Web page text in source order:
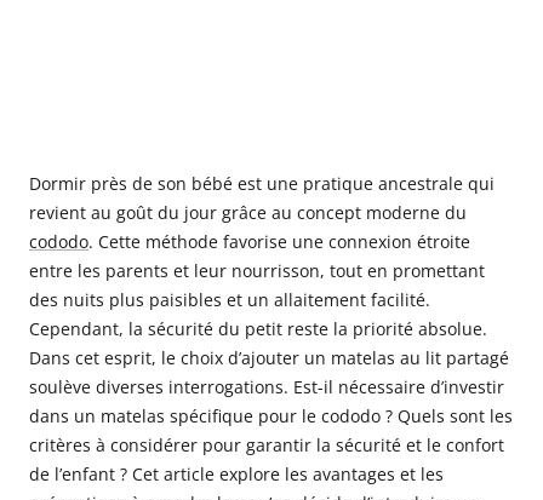
Dormir près de son bébé est une pratique ancestrale qui
revient au goût du jour grâce au concept moderne du
cododo. Cette méthode favorise une connexion étroite
entre les parents et leur nourrisson, tout en promettant
des nuits plus paisibles et un allaitement facilité.
Cependant, la sécurité du petit reste la priorité absolue.
Dans cet esprit, le choix d’ajouter un matelas au lit partagé
soulève diverses interrogations. Est-il nécessaire d’investir
dans un matelas spécifique pour le cododo ? Quels sont les
critères à considérer pour garantir la sécurité et le confort
de l’enfant ? Cet article explore les avantages et les